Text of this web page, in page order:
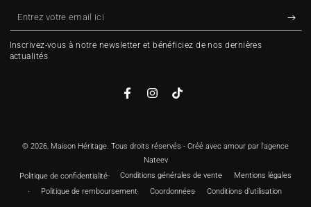
Entrez
votre
email
Inscrivez-vous à notre newsletter et bénéficiez de nos dernières
actualités
FacebookInstagramTikTok
© 2026, Maison Héritage. Tous droits réservés - Créé avec amour par l'agence
Nateev
Politique de confidentialité
Conditions générales de vente
Mentions légales
Politique de remboursement
Coordonnées Conditions d’utilisation